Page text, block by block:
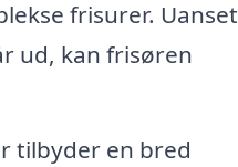
frisurer. Uanset
ud, kan frisøren
tilbyder en bred